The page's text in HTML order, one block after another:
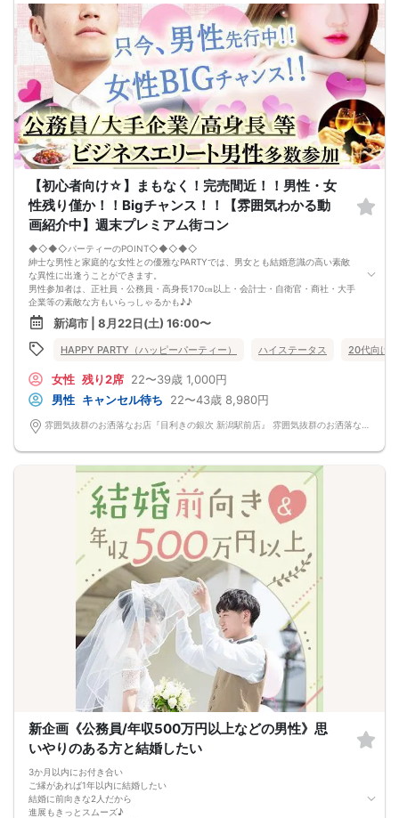
【初心者向け☆】まもなく！完売間近！！男性・女
性残り僅か！！Bigチャンス！！【雰囲気わかる動
画紹介中】週末プレミアム街コン
◆◇◆◇パーティーのPOINT◇◆◇◆◇
紳士な男性と家庭的な女性との優雅なPARTYでは、男女とも結婚意識の高い素敵
な異性に出逢うことができます。
男性参加者は、正社員・公務員・高身長170㎝以上・会計士・自衛官・商社・大手
企業等の素敵な方もいらっしゃるかも♪♪
ゆったりとお話できる空間は、恋活・婚活にピッタリ♪♪ 飲食付きで恋もお腹も
満たされます♪
定期的に席替えをして全員の方と交流して頂き、連絡先の交換も自由です♪
お一人様も多数参加されておられますので、ご安心してご参加下さい♪
◇◆◇◆◇◆◇◆◇◆◇◆◇◆◇◆◇◆◇
□受付は開始10分前からとさせて頂きます。
□開催店舗様には『街コンで来ました』とお伝えください。受付まで案内させて
頂きます。
□当日現金支払いの方は受付にて参加費をお支払い下さい。
または13：00以降にキャンセルにより最少催行人数を下回った場合は、中止と
いたします。
□最少催行人数が男性2名・女性2名以上からとなっております。
（男女比の調整を行っておりますが、キャンセル等によって変動がある場合がご
ざいます。原則、男女比に関わらず,最少催行人数を下回った場合に限り、「中
止」及び「返金」させて頂きます。）
新潟市 | 8月22日(土) 16:00〜
HAPPY PARTY（ハッピーパーティー） ハイステータス 20代向け
女性 残り2席 22〜39歳 1,000円
男性 キャンセル待ち 22〜43歳 8,980円
新企画《公務員/年収500万円以上などの男性》思
いやりのある方と結婚したい
3か月以内にお付き合い
ご縁があれば1年以内に結婚したい
結婚に前向きな2人だから
進展もきっとスムーズ♪